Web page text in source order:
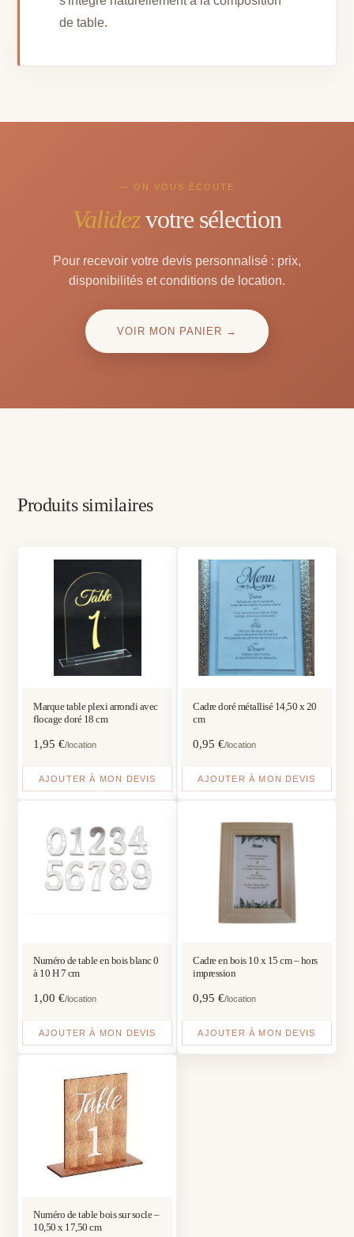
de table.
— ON VOUS ÉCOUTE
Validezvotre sélection
Pour recevoir votre devis personnalisé : prix,
disponibilités et conditions de location.
VOIR MON PANIER →
Produits similaires
Marque table plexi arrondi avec
flocage doré 18 cm
1,95€/location
AJOUTER À MON DEVIS
Cadre doré métallisé 14,50 x 20
cm
0,95 €/location
AJOUTER À MON DEVIS
Numéro de table en bois blanc 0
à 10 H 7 cm
1,00€/location
AJOUTER À MON DEVIS
Cadre en bois 10 x 15 cm – hors
impression
0,95 €/location
AJOUTER À MON DEVIS
Numéro de table bois sur socle –
10,50 x 17,50 cm